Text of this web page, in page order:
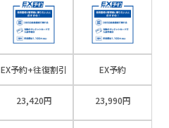
EX予約+往復割引 EX予約
23,420円 23,990円